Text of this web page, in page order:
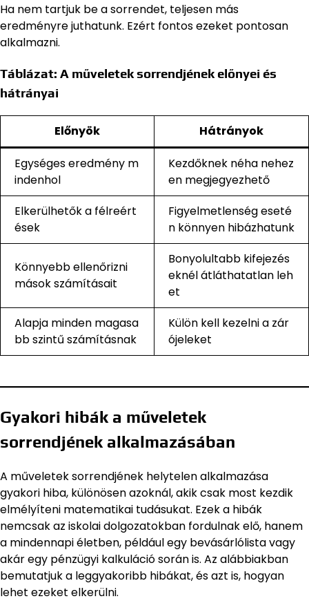
Ha nem tartjuk be a sorrendet, teljesen más
eredményre juthatunk. Ezért fontos ezeket pontosan
alkalmazni.
Táblázat: A műveletek sorrendjének előnyei és
hátrányai
Előnyök Hátrányok
Egységes eredmény m
indenhol
Kezdőknek néha nehez
en megjegyezhető
Elkerülhetők a félreért
ések
Figyelmetlenség eseté
n könnyen hibázhatunk
Könnyebb ellenőrizni
mások számításait
Bonyolultabb kifejezés
eknél átláthatatlan leh
et
Alapja minden magasa
bb szintű számításnak
Külön kell kezelni a zár
ójeleket
Gyakori hibák a műveletek
sorrendjének alkalmazásában
A műveletek sorrendjének helytelen alkalmazása
gyakori hiba, különösen azoknál, akik csak most kezdik
elmélyíteni matematikai tudásukat. Ezek a hibák
nemcsak az iskolai dolgozatokban fordulnak elő, hanem
a mindennapi életben, például egy bevásárlólista vagy
akár egy pénzügyi kalkuláció során is. Az alábbiakban
bemutatjuk a leggyakoribb hibákat, és azt is, hogyan
lehet ezeket elkerülni.